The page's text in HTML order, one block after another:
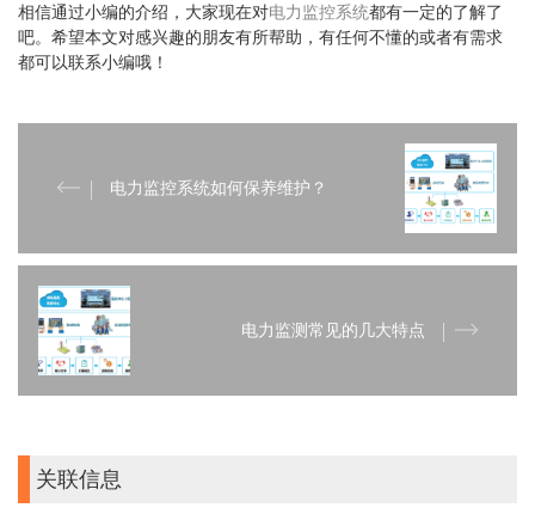
相信通过小编的介绍，大家现在对电力监控系统都有一定的了解了
吧。希望本文对感兴趣的朋友有所帮助，有任何不懂的或者有需求
都可以联系小编哦！
电力监控系统如何保养维护？
电力监测常见的几大特点
关联信息